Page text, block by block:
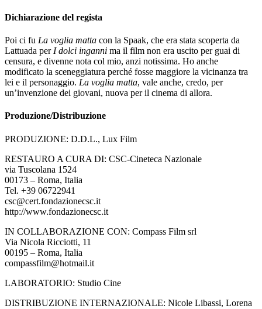
Dichiarazione del regista
Poi ci fu La voglia matta con la Spaak, che era stata scoperta da
Lattuada perI dolci inganni ma il film non era uscito per guai di
censura, e divenne nota col mio, anzi notissima. Ho anche
modificato la sceneggiatura perché fosse maggiore la vicinanza tra
lei e il personaggio. La voglia matta, vale anche, credo, per
un’invenzione dei giovani, nuova per il cinema di allora.
Produzione/Distribuzione
PRODUZIONE: D.D.L., Lux Film
RESTAURO A CURA DI: CSC-Cineteca Nazionale
via Tuscolana 1524
00173 – Roma, Italia
Tel. +39 06722941
csc@cert.fondazionecsc.it
http://www.fondazionecsc.it
IN COLLABORAZIONE CON: Compass Film srl
Via Nicola Ricciotti, 11
00195 – Roma, Italia
compassfilm@hotmail.it
LABORATORIO: Studio Cine
DISTRIBUZIONE INTERNAZIONALE: Nicole Libassi, Lorena